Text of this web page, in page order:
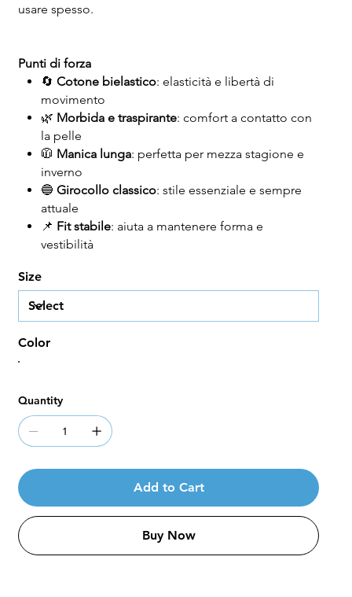
usare spesso.
Punti di forza
🔄 Cotone bielastico: elasticità e libertà di
movimento
🌿 Morbida e traspirante: comfort a contatto con
la pelle
🧥 Manica lunga: perfetta per mezza stagione e
inverno
🔵 Girocollo classico: stile essenziale e sempre
attuale
📌 Fit stabile: aiuta a mantenere forma e
vestibilità
Size
Color
Quantity
Add to Cart
Buy Now